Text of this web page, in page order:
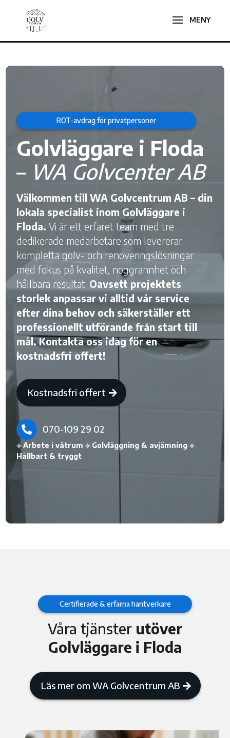
Videospelare
ROT-avdrag för privatpersoner
Golvläggare i Floda
– WA Golvcenter AB
Välkommen till WA Golvcentrum AB – din
lokala specialist inom Golvläggare i
Floda. Vi är ett erfaret team med tre
dedikerade medarbetare som levererar
kompletta golv- och renoveringslösningar
med fokus på kvalitet, noggrannhet och
hållbara resultat. Oavsett projektets
storlek anpassar vi alltid vår service
efter dina behov och säkerställer ett
professionellt utförande från start till
mål. Kontakta oss idag för en
kostnadsfri offert!
Kostnadsfri offert
 070-109 29 02
⟡ Arbete i våtrum ⟡ Golvläggning & avjämning ⟡
Hållbart & tryggt
Certifierade & erfarna hantverkare
Våra tjänster utöver
Golvläggare i Floda
Läs mer om WA Golvcentrum AB